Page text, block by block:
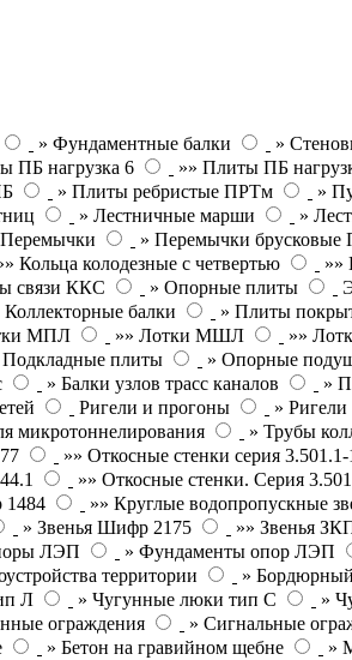
» Фундаментные балки »
ПБ нагрузка 6 »» Плиты ПБ
» Плиты ребристые ПРТм »
» Лестничные марши »
Перемычки » Перемычки брусковые
Кольца колодезные с четвертью »»
связи ККС » Опорные плиты
Коллекторные балки » Плиты
МПЛ »» Лотки МШЛ »»
Подкладные плиты » Опорные
» Балки узлов трасс каналов »
Ригели и прогоны » Ригели
микротоннелирования » Трубы
»» Откосные стенки серия 3.501.1-
»» Откосные стенки. Серия
1484 »» Круглые водопропускные
» Звенья Шифр 2175 »» Звенья
ЛЭП » Фундаменты опор ЛЭП
территории »
Л » Чугунные люки тип С »
ограждения » Сигнальные
» Бетон на гравийном щебне »